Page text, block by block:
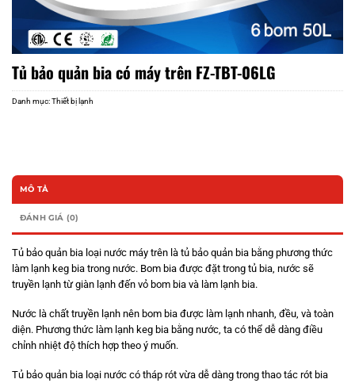
Tủ bảo quản bia có máy trên FZ-TBT-06LG
Danh mục:Thiết bị lạnh
MÔ TẢ
ĐÁNH GIÁ (0)
Tủ bảo quản bia loại nước máy trên là tủ bảo quản bia bằng phương thức
làm lạnh keg bia trong nước. Bom bia được đặt trong tủ bia, nước sẽ
truyền lạnh từ giàn lạnh đến vỏ bom bia và làm lạnh bia.
Nước là chất truyền lạnh nên bom bia được làm lạnh nhanh, đều, và toàn
diện. Phương thức làm lạnh keg bia bằng nước, ta có thể dễ dàng điều
chỉnh nhiệt độ thích hợp theo ý muốn.
Tủ bảo quản bia loại nước có tháp rót vừa dễ dàng trong thao tác rót bia